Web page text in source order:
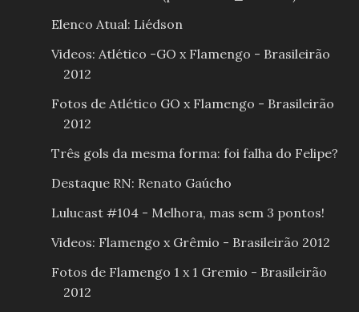
Elenco Atual: Liédson
Videos: Atlético -GO x Flamengo - Brasileirão
2012
Fotos de Atlético GO x Flamengo - Brasileirão
2012
Três gols da mesma forma: foi falha do Felipe?
Destaque RN: Renato Gaúcho
Lulucast #104 - Melhora, mas sem 3 pontos!
Videos: Flamengo x Grêmio - Brasileirão 2012
Fotos de Flamengo 1 x 1 Gremio - Brasileirão
2012